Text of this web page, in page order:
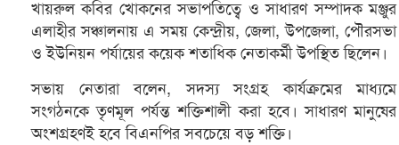
খায়রুল কবির খোকনের সভাপতিত্বে ও সাধারণ সম্পাদক মঞ্জুর
এলাহীর সঞ্চালনায় এ সময় কেন্দ্রীয়, জেলা, উপজেলা, পৌরসভা
ও ইউনিয়ন পর্যায়ের কয়েক শতাধিক নেতাকর্মী উপস্থিত ছিলেন।
সভায় নেতারা বলেন, সদস্য সংগ্রহ কার্যক্রমের মাধ্যমে
সংগঠনকে তৃণমূল পর্যন্ত শক্তিশালী করা হবে। সাধারণ মানুষের
অংশগ্রহণই হবে বিএনপির সবচেয়ে বড় শক্তি।